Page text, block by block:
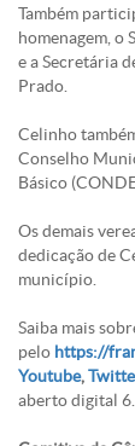
Também
homenagem, o
e a Secretária
Prado.
Celinho
Conselho
Básico
Os demais
dedicação de
município.
Saiba mais
pelo https://
Youtube,
aberto digital